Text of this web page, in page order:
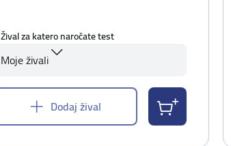
Žival za katero naročate test
Moje živali
Dodaj žival